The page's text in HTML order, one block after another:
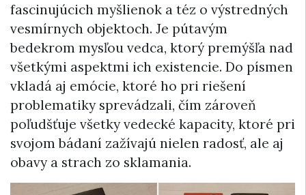
fascinujúcich myšlienok a téz o výstredných
vesmírnych objektoch. Je pútavým
bedekrom mysľou vedca, ktorý premýšľa nad
všetkými aspektmi ich existencie. Do písmen
vkladá aj emócie, ktoré ho pri riešení
problematiky sprevádzali, čím zároveň
poľudšťuje všetky vedecké kapacity, ktoré pri
svojom bádaní zažívajú nielen radosť, ale aj
obavy a strach zo sklamania.